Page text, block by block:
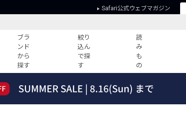
Safari公式ウェブマガジン
ブラ
ンド
から
探す
絞り
込ん
で探
す
読
み
も
の
すべての記事